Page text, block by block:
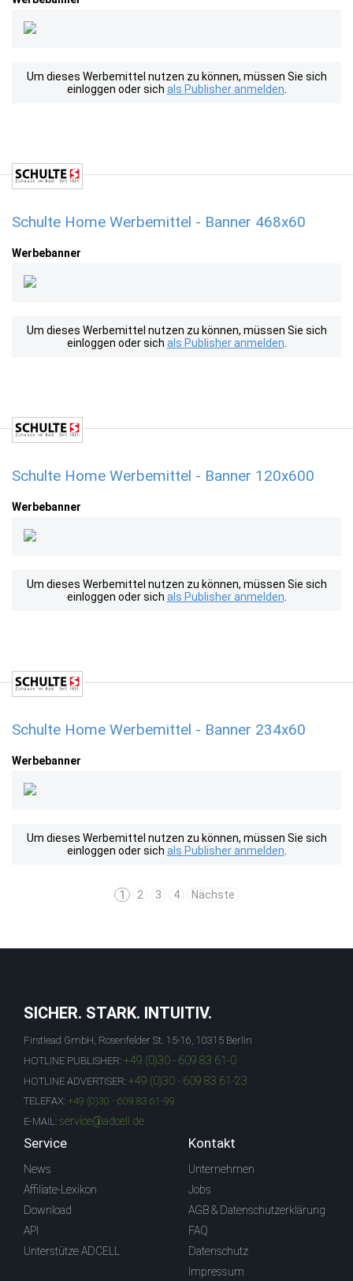
Um dieses Werbemittel nutzen zu können, müssen Sie sich
einloggen oder sich als Publisher anmelden
Schulte Home Werbemittel - Banner 468x60
Werbebanner
Um dieses Werbemittel nutzen zu können, müssen Sie sich
einloggen oder sich als Publisher anmelden
Schulte Home Werbemittel - Banner 120x600
Werbebanner
Um dieses Werbemittel nutzen zu können, müssen Sie sich
einloggen oder sich als Publisher anmelden
Schulte Home Werbemittel - Banner 234x60
Werbebanner
Um dieses Werbemittel nutzen zu können, müssen Sie sich
einloggen oder sich als Publisher anmelden
1 2 3 4 Nächste
SICHER. STARK. INTUITIV.
Firstlead GmbH, Rosenfelder St. 15-16, 10315 Berlin
HOTLINE PUBLISHER: +49 (0)30 - 609 83 61-0
HOTLINE ADVERTISER: +49 (0)30 - 609 83 61-23
TELEFAX: +49 (0)30 - 609 83 61-99
E-MAIL: service@adcell.de
Service
News
Affiliate-Lexikon
Download
API
Unterstütze ADCELL
Kontakt
Unternehmen
Jobs
AGB & Datenschutzerklärung
FAQ
Datenschutz
Impressum